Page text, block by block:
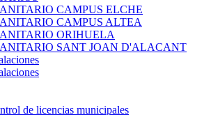
CAMPUS ELCHE
CAMPUS ALTEA
ORIHUELA
SANT JOAN D'ALACANT
de licencias municipales